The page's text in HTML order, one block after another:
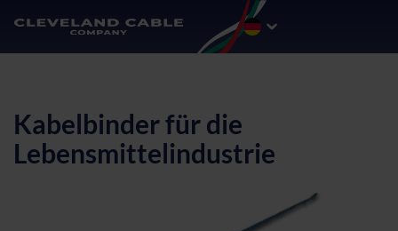
Kabelbinder für die
Lebensmittelindustrie